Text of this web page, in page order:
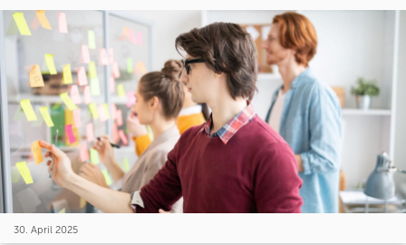
30. April 2025